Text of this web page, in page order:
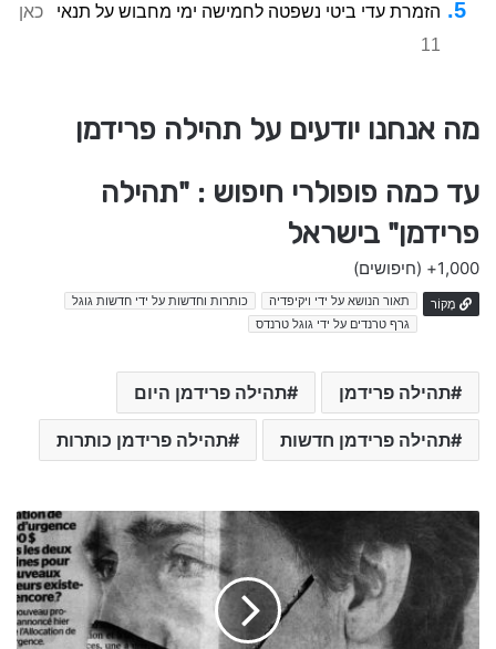
הזמרת עדי ביטי נשפטה לחמישה ימי מחבוש על תנאי
כאן
11
מה אנחנו יודעים על תהילה פרידמן
עד כמה פופולרי חיפוש : "תהילה
פרידמן" בישראל
1,000+ (חיפושים)
מָקוֹר תאור הנושא על ידי ויקיפדיה
כותרות וחדשות על ידי חדשות גוגל
גרף טרנדים על ידי גוגל טרנדס
תהילה פרידמן תהילה פרידמן היום
תהילה פרידמן חדשות תהילה פרידמן כותרות
י
ס
ו